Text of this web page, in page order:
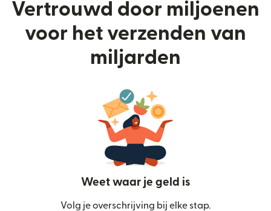
Vertrouwd door miljoenen
voor het verzenden van
miljarden
Weet waar je geld is
Volg je overschrijving bij elke stap.